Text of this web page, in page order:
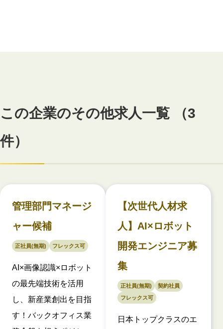
この企業のその他求人一覧 （3
件）
管理部門マネージ
ャー候補
正社員(無期) フレックス可
AI×画像認識×ロボット
の最先端技術を活用
し、新産業創出を目指
す！バックオフィス業
【次世代人材求
人】AI×ロボット
開発エンジニア募
集
正社員(無期)
契約社員
フレックス可
日本トップクラスのエ